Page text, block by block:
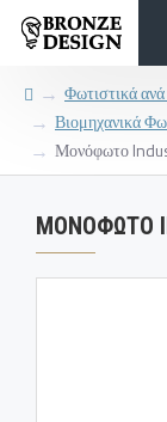
Φωτιστικά
Βιομηχανικά
Μονόφωτο
ΜΟΝΌΦΩΤΟ